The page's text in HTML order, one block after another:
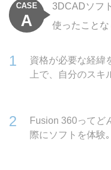
CASE
A
3DCADソフ
使ったこと
資格が必要な経緯
上で、自分のスキ
Fusion 360ってど
際にソフトを体験｡